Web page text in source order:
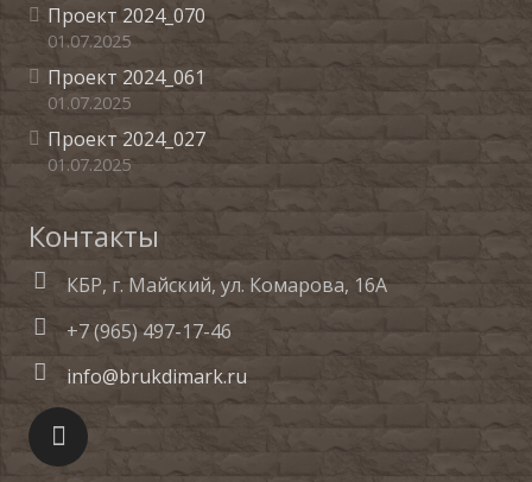
Проект 2024_070
01.07.2025
Проект 2024_061
01.07.2025
Проект 2024_027
01.07.2025
Контакты
КБР, г. Майский, ул. Комарова, 16А
+7 (965) 497-17-46
info@brukdimark.ru